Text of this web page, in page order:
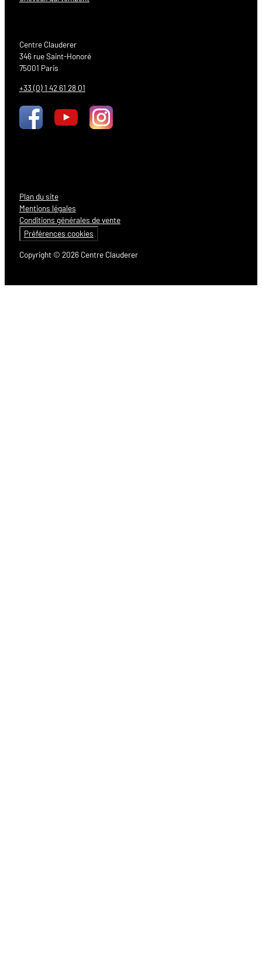
Centre Clauderer
346 rue Saint-Honoré
75001 Paris
+33 (0) 1 42 61 28 01
Copyright © 2026 Centre Clauderer
Plan du site
Mentions légales
Conditions générales de vente
Préférences cookies